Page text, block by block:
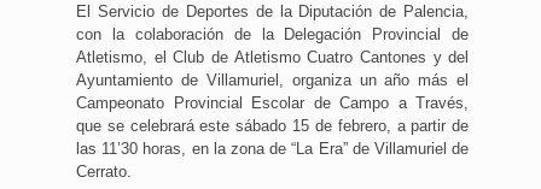
El Servicio de Deportes de la Diputación de Palencia,
con la colaboración de la Delegación Provincial de
Atletismo, el Club de Atletismo Cuatro Cantones y del
Ayuntamiento de Villamuriel, organiza un año más el
Campeonato Provincial Escolar de Campo a Través,
que se celebrará este sábado 15 de febrero, a partir de
las 11’30 horas, en la zona de “La Era” de Villamuriel de
Cerrato.